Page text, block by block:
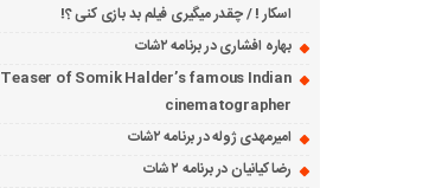
اسکار ! / چقدر میگیری فیلم بد بازی کنی ؟!
بهاره افشاری در برنامه ۲شات
Teaser of Somik Halder’s famous Indian
cinematographer
امیرمهدی ژوله در برنامه ۲شات
رضا کیانیان در برنامه ۲ شات